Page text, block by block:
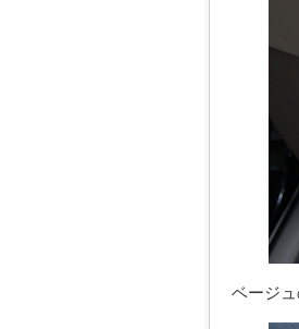
ベージ